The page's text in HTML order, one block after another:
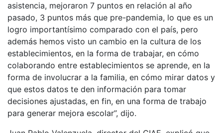
asistencia, mejoraron 7 puntos en relación al año
pasado, 3 puntos más que pre-pandemia, lo que es un
logro importantísimo comparado con el país, pero
además hemos visto un cambio en la cultura de los
establecimientos, en la forma de trabajar, en cómo
colaborando entre establecimientos se aprende, en la
forma de involucrar a la familia, en cómo mirar datos y
que estos datos te den información para tomar
decisiones ajustadas, en fin, en una forma de trabajo
para generar mejora escolar”, dijo.